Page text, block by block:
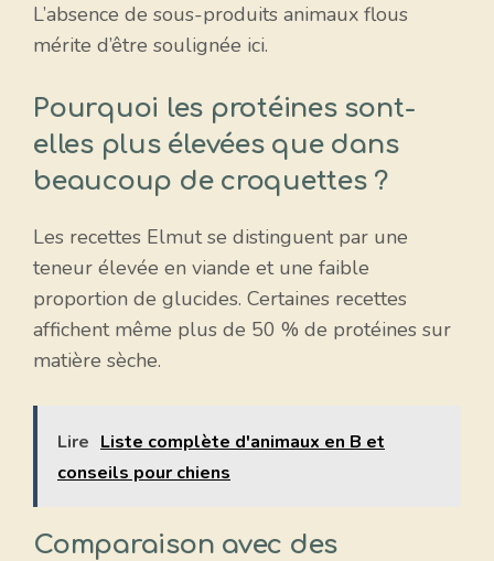
L’absence de sous-produits animaux flous
mérite d’être soulignée ici.
Pourquoi les protéines sont-
elles plus élevées que dans
beaucoup de croquettes ?
Les recettes Elmut se distinguent par une
teneur élevée en viande et une faible
proportion de glucides. Certaines recettes
affichent même plus de 50 % de protéines sur
matière sèche.
Lire Liste complète d'animaux en B et
conseils pour chiens
Comparaison avec des